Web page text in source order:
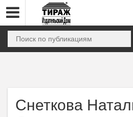
Снеткова